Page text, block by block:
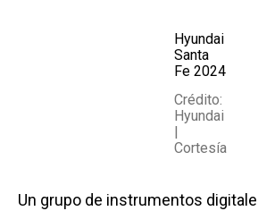
Hyundai
Santa
Fe 2024
Crédito:
Hyundai
|
Cortesía
Un grupo de instrumentos